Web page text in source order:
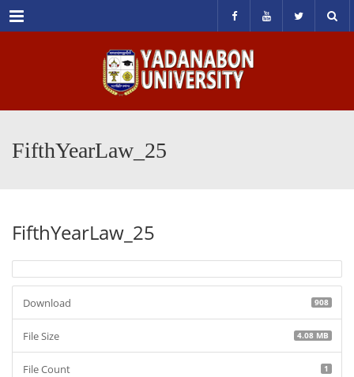
Menu
FifthYearLaw_25
FifthYearLaw_25
Download 908
File Size 4.08 MB
File Count 1